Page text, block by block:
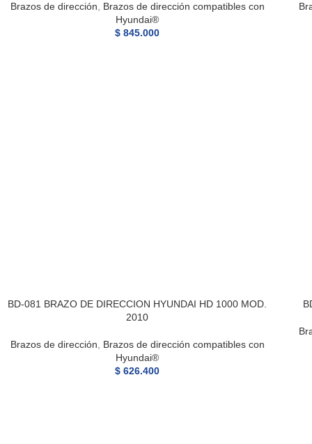
Brazos de dirección
Brazos de dirección compatibles con
Hyundai®
$ 845.000
BD-081 BRAZO DE DIRECCION HYUNDAI HD 1000 MOD.
2010
Brazos de dirección
Brazos de dirección compatibles con
Hyundai®
$ 626.400